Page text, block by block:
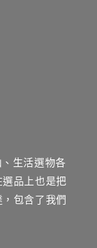
生活選物各
品上也是把
包含了我們